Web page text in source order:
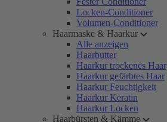
Locken-Conditioner
Volumen-Conditioner
Haarmaske & Haarkur
Alle anzeigen
Haarbutter
Haarkur trockenes Haar
Haarkur gefärbtes Haar
Haarkur Feuchtigkeit
Haarkur Keratin
Haarkur Locken
Haarbürsten & Kämme